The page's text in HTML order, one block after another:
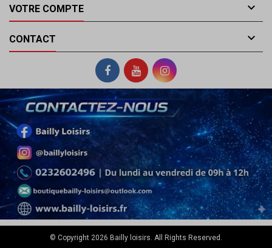
VOTRE COMPTE 
CONTACT 
© Copyright 2026 Bailly loisirs. All Rights Reserved.